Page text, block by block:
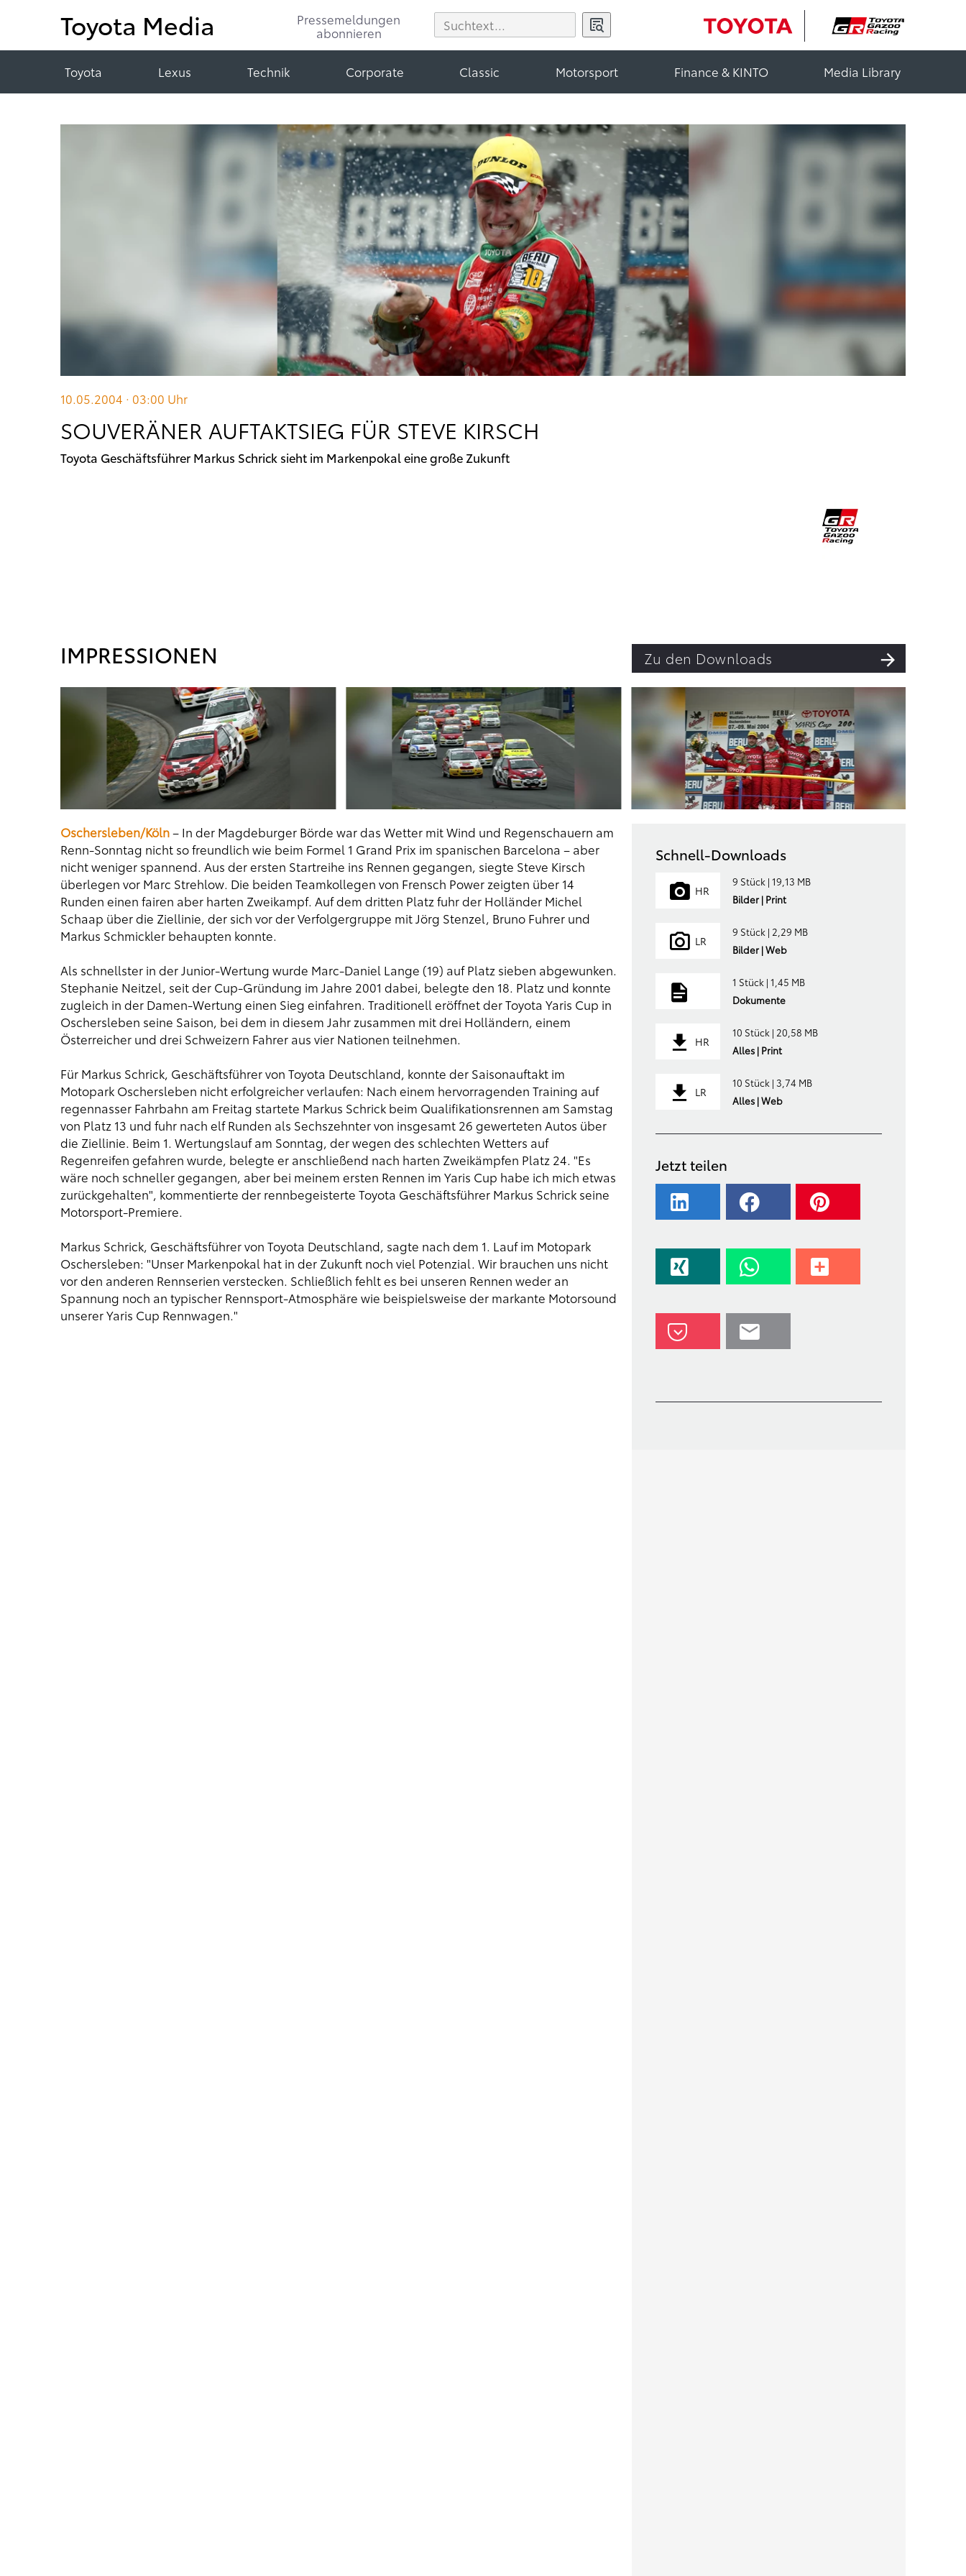
Toyota Media
Pressemeldungen
abonnieren
Toyota Lexus Technik Corporate Classic Motorsport Finance & KINTO Media Library
10.05.2004 · 03:00 Uhr
SOUVERÄNER AUFTAKTSIEG FÜR STEVE KIRSCH
Toyota Geschäftsführer Markus Schrick sieht im Markenpokal eine große Zukunft
IMPRESSIONEN Zu den Downloads
Oschersleben/Köln– In der Magdeburger Börde war das Wetter mit Wind und Regenschauern am
Renn-Sonntag nicht so freundlich wie beim Formel 1 Grand Prix im spanischen Barcelona – aber
nicht weniger spannend. Aus der ersten Startreihe ins Rennen gegangen, siegte Steve Kirsch
überlegen vor Marc Strehlow. Die beiden Teamkollegen von Frensch Power zeigten über 14
Runden einen fairen aber harten Zweikampf. Auf dem dritten Platz fuhr der Holländer Michel
Schaap über die Ziellinie, der sich vor der Verfolgergruppe mit Jörg Stenzel, Bruno Fuhrer und
Markus Schmickler behaupten konnte.
Als schnellster in der Junior-Wertung wurde Marc-Daniel Lange (19) auf Platz sieben abgewunken.
Stephanie Neitzel, seit der Cup-Gründung im Jahre 2001 dabei, belegte den 18. Platz und konnte
zugleich in der Damen-Wertung einen Sieg einfahren. Traditionell eröffnet der Toyota Yaris Cup in
Oschersleben seine Saison, bei dem in diesem Jahr zusammen mit drei Holländern, einem
Österreicher und drei Schweizern Fahrer aus vier Nationen teilnehmen.
Für Markus Schrick, Geschäftsführer von Toyota Deutschland, konnte der Saisonauftakt im
Motopark Oschersleben nicht erfolgreicher verlaufen: Nach einem hervorragenden Training auf
regennasser Fahrbahn am Freitag startete Markus Schrick beim Qualifikationsrennen am Samstag
von Platz 13 und fuhr nach elf Runden als Sechszehnter von insgesamt 26 gewerteten Autos über
die Ziellinie. Beim 1. Wertungslauf am Sonntag, der wegen des schlechten Wetters auf
Regenreifen gefahren wurde, belegte er anschließend nach harten Zweikämpfen Platz 24. "Es
wäre noch schneller gegangen, aber bei meinem ersten Rennen im Yaris Cup habe ich mich etwas
zurückgehalten", kommentierte der rennbegeisterte Toyota Geschäftsführer Markus Schrick seine
Motorsport-Premiere.
Markus Schrick, Geschäftsführer von Toyota Deutschland, sagte nach dem 1. Lauf im Motopark
Oschersleben: "Unser Markenpokal hat in der Zukunft noch viel Potenzial. Wir brauchen uns nicht
vor den anderen Rennserien verstecken. Schließlich fehlt es bei unseren Rennen weder an
Spannung noch an typischer Rennsport-Atmosphäre wie beispielsweise der markante Motorsound
unserer Yaris Cup Rennwagen."
Schnell-Downloads
HR
9 Stück | 19,13 MB
Bilder | Print
LR
9 Stück | 2,29 MB
Bilder | Web
1 Stück | 1,45 MB
Dokumente
HR
10 Stück | 20,58 MB
Alles | Print
LR
10 Stück | 3,74 MB
Alles | Web
Jetzt teilen